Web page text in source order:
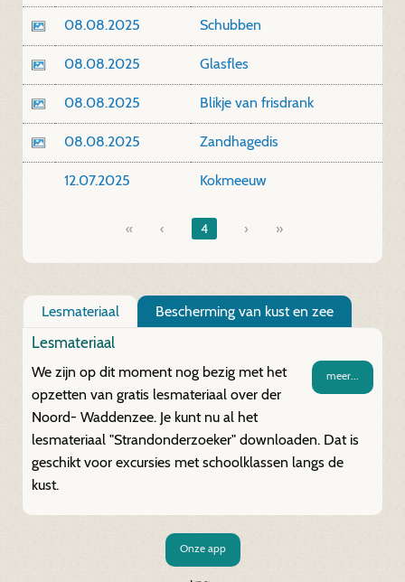
08.08.2025 Schubben
08.08.2025 Glasfles
08.08.2025 Blikje van frisdrank
08.08.2025 Zandhagedis
12.07.2025 Kokmeeuw
« 4 »
Lesmateriaal Bescherming van kust en zee
Lesmateriaal
meer...
We zijn op dit moment nog bezig met het
opzetten van gratis lesmateriaal over der
Noord- Waddenzee. Je kunt nu al het
lesmateriaal "Strandonderzoeker" downloaden. Dat is
geschikt voor excursies met schoolklassen langs de
kust.
Onze app